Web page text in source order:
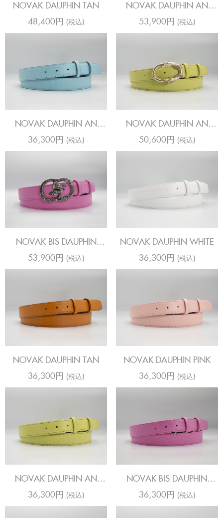
NOVAK DAUPHIN TAN
48,400円 (税込)
NOVAK DAUPHIN AN
ANIS
53,900円 (税込)
NOVAK DAUPHIN AN
ANIS
36,300円 (税込)
NOVAK DAUPHIN AN
ANIS
50,600円 (税込)
NOVAK BIS DAUPHIN
BERBIE
53,900円 (税込)
NOVAK DAUPHIN WHITE
36,300円 (税込)
NOVAK DAUPHIN TAN
36,300円 (税込)
NOVAK DAUPHIN PINK
36,300円 (税込)
NOVAK DAUPHIN AN
ANIS
36,300円 (税込)
NOVAK BIS DAUPHIN
BERBIE
36,300円 (税込)